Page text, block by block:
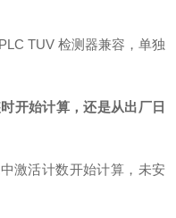
TUV 检测器兼容，单独
开始计算，还是从出厂日
激活计数开始计算，未安